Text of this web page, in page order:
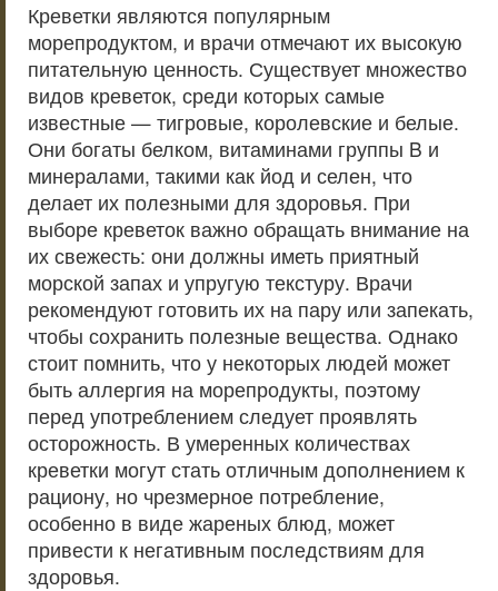
Креветки являются популярным
морепродуктом, и врачи отмечают их высокую
питательную ценность. Существует множество
видов креветок, среди которых самые
известные — тигровые, королевские и белые.
Они богаты белком, витаминами группы B и
минералами, такими как йод и селен, что
делает их полезными для здоровья. При
выборе креветок важно обращать внимание на
их свежесть: они должны иметь приятный
морской запах и упругую текстуру. Врачи
рекомендуют готовить их на пару или запекать,
чтобы сохранить полезные вещества. Однако
стоит помнить, что у некоторых людей может
быть аллергия на морепродукты, поэтому
перед употреблением следует проявлять
осторожность. В умеренных количествах
креветки могут стать отличным дополнением к
рациону, но чрезмерное потребление,
особенно в виде жареных блюд, может
привести к негативным последствиям для
здоровья.